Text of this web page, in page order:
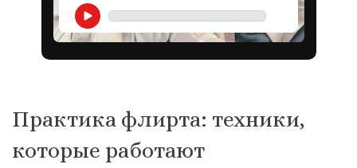
Практика флирта: техники,
которые работают